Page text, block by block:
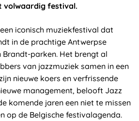
volwaardig festival.
iconisch muziekfestival dat
in de prachtige Antwerpse
Brandt-parken. Het brengt al
van jazzmuziek samen in een
nieuwe koers en verfrissende
management, belooft Jazz
komende jaren een niet te missen
op de Belgische festivalagenda.